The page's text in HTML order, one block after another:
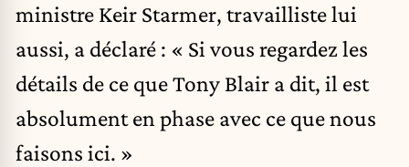
ministre Keir Starmer, travailliste lui
aussi, a déclaré : « Si vous regardez les
détails de ce que Tony Blair a dit, il est
absolument en phase avec ce que nous
faisons ici. »